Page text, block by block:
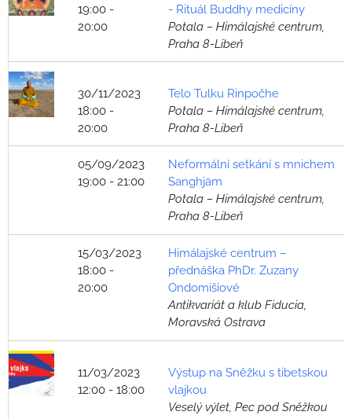
19:00 -
20:00
- Rituál Buddhy medicíny
Potala – Himálajské centrum,
Praha 8-Libeň
30/11/2023
18:00 -
20:00
Telo Tulku Rinpočhe
Potala – Himálajské centrum,
Praha 8-Libeň
05/09/2023
19:00 - 21:00
Neformální setkání s mnichem
Sanghjäm
Potala – Himálajské centrum,
Praha 8-Libeň
15/03/2023
18:00 -
20:00
Himálajské centrum –
přednáška PhDr. Zuzany
Ondomišiové
Antikvariát a klub Fiducia,
Moravská Ostrava
11/03/2023
12:00 - 18:00
Výstup na Sněžku s tibetskou
vlajkou
Veselý výlet, Pec pod Sněžkou